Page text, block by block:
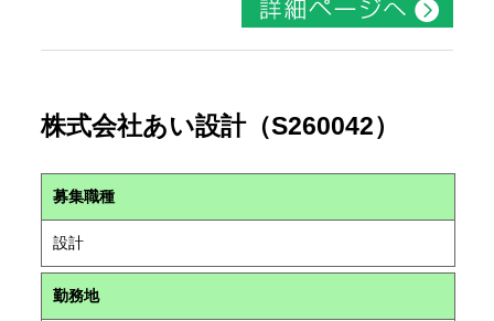
株式会社あい設計（S260042）
募集職種
設計
勤務地